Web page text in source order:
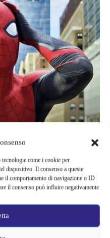
come i cookie per
dispositivo. Il consenso a queste
il comportamento di navigazione o ID
il consenso può influire negativamente
è stata scelta per ricreare